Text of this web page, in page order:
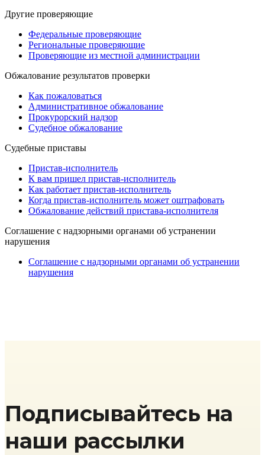
Другие проверяющие
Федеральные проверяющие
Региональные проверяющие
Проверяющие из местной администрации
Обжалование результатов проверки
Как пожаловаться
Административное обжалование
Прокурорский надзор
Судебное обжалование
Судебные приставы
Пристав-исполнитель
К вам пришел пристав-исполнитель
Как работает пристав-исполнитель
Когда пристав-исполнитель может оштрафовать
Обжалование действий пристава-исполнителя
Cоглашение с надзорными органами об устранении
нарушения
Cоглашение с надзорными органами об устранении
нарушения
Подписывайтесь на
наши рассылки